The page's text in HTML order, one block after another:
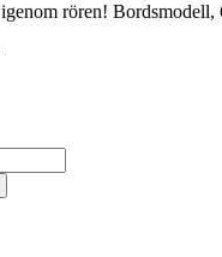
rören! Bordsmodell,